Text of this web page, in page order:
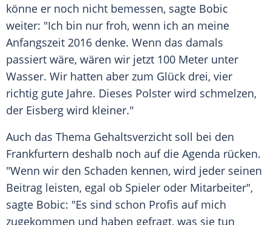
könne er noch nicht bemessen, sagte Bobic
weiter: "Ich bin nur froh, wenn ich an meine
Anfangszeit 2016 denke. Wenn das damals
passiert wäre, wären wir jetzt 100 Meter unter
Wasser. Wir hatten aber zum Glück drei, vier
richtig gute Jahre. Dieses Polster wird schmelzen,
der Eisberg wird kleiner."
Auch das Thema Gehaltsverzicht soll bei den
Frankfurtern deshalb noch auf die Agenda rücken.
"Wenn wir den Schaden kennen, wird jeder seinen
Beitrag leisten, egal ob Spieler oder Mitarbeiter",
sagte Bobic: "Es sind schon Profis auf mich
zugekommen und haben gefragt, was sie tun